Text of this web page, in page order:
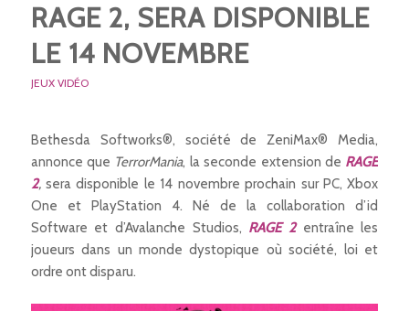
RAGE 2, SERA DISPONIBLE
LE 14 NOVEMBRE
JEUX VIDÉO
Bethesda Softworks®, société de ZeniMax® Media,
annonce que TerrorMania, la seconde extension de RAGE
2,sera disponible le 14 novembre prochain sur PC, Xbox
One et PlayStation 4. Né de la collaboration d’id
Software et d’Avalanche Studios, RAGE 2 entraîne les
joueurs dans un monde dystopique où société, loi et
ordre ont disparu.